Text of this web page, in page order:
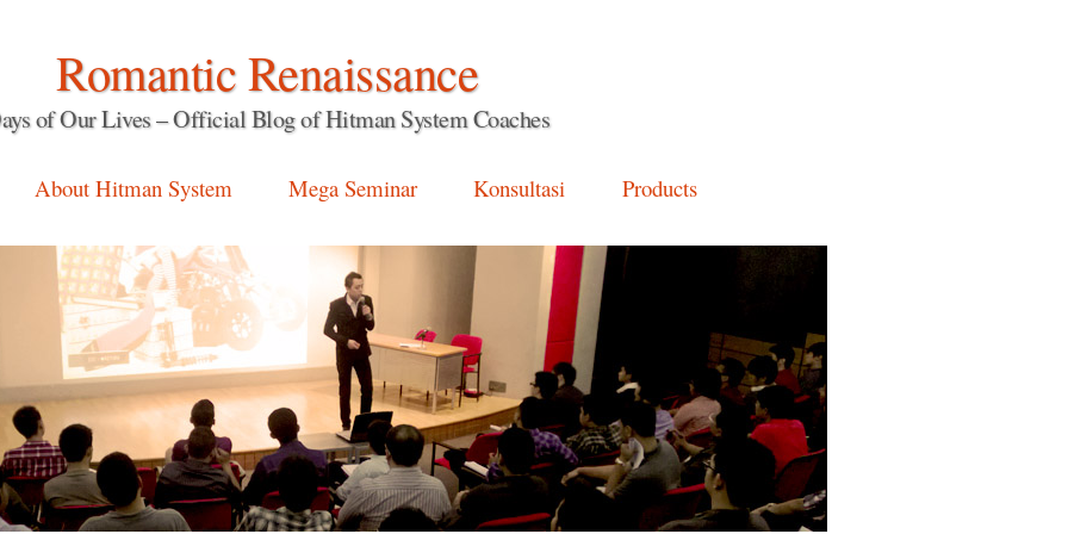
Romantic Renaissance
of Our Lives – Official Blog of Hitman System Coaches
About Hitman System Mega Seminar Konsultasi Products